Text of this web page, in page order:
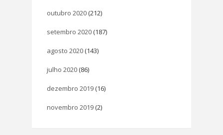
outubro 2020 (212)
setembro 2020 (187)
agosto 2020 (143)
julho 2020 (86)
dezembro 2019 (16)
novembro 2019 (2)